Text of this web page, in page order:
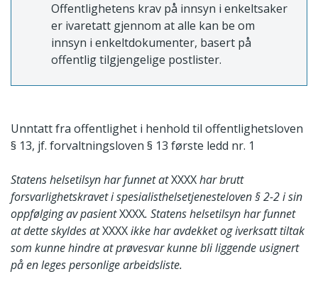
Offentlighetens krav på innsyn i enkeltsaker
er ivaretatt gjennom at alle kan be om
innsyn i enkeltdokumenter, basert på
offentlig tilgjengelige postlister.
Unntatt fra offentlighet i henhold til offentlighetsloven
§ 13, jf. forvaltningsloven § 13 første ledd nr. 1
Statens helsetilsyn har funnet atXXXXhar brutt
forsvarlighetskravet i spesialisthelsetjenesteloven § 2-2 i sin
oppfølging av pasientXXXX. Statens helsetilsyn har funnet
at dette skyldes atXXXXikke har avdekket og iverksatt tiltak
som kunne hindre at prøvesvar kunne bli liggende usignert
på en leges personlige arbeidsliste.